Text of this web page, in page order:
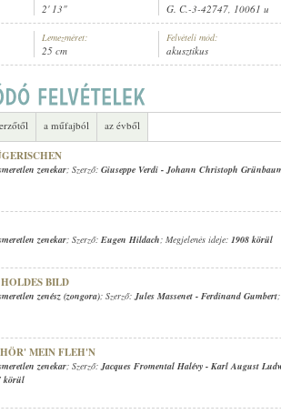
ISMERETLEN ZENEKAR
2' 13" G. C.-3-42747, 10061 u
Lemezméret:
25 cm
Felvételi mód:
akusztikus
a műfajból az évből
zenekar; Szerző: Giuseppe Verdi -Johann Christoph
zenekar; Szerző: Eugen Hildach; Megjelenés ideje: 1908 körül
BILD
zenész (zongora); Szerző:Jules Massenet - Ferdinand Gumbert
MEIN FLEH'N
zenekar; Szerző:Jacques Fromental Halévy - Karl August
körül